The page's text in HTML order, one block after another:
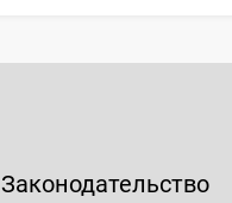
Законодательство